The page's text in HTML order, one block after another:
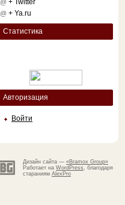
@ + Twitter
@ + Ya.ru
Статистика
Авторизация
Войти
Дизайн сайта — «Bramox Group»
Работает на WordPress, благодаря
стараниям AlexPro